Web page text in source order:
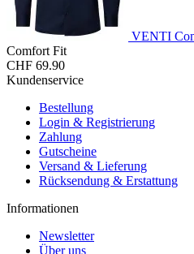
VENTI
Comfort Fit
CHF 69.90
Kundenservice
Bestellung
Login & Registrierung
Zahlung
Gutscheine
Versand & Lieferung
Rücksendung & Erstattung
Informationen
Newsletter
Über uns